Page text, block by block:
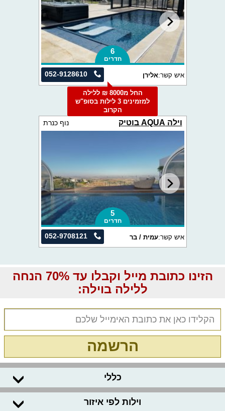
6
חדרים
052-9128610 איש קשר:אלירן
החל מ8000 ₪ ללילה
למזמינים 3 לילות בסופ"ש
הקרוב
וילה AQUA בוטיק נוף כנרת
5
חדרים
052-9708121 איש קשר:עמית / בר
הזינו כתובת מייל וקבלו עד 70% הנחה
ללילה בוילה:
הרשמה
כללי
וילות לפי איזור